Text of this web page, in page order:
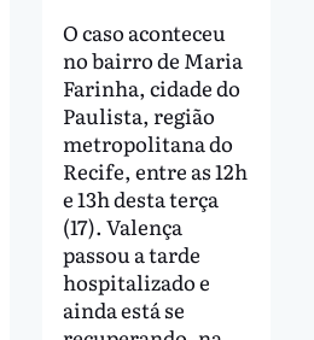
O caso aconteceu
no bairro de Maria
Farinha, cidade do
Paulista, região
metropolitana do
Recife, entre as 12h
e 13h desta terça
(17). Valença
passou a tarde
hospitalizado e
ainda está se